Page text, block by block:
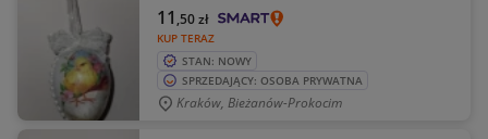
KUP TERAZ
11 ,50zł
STAN: NOWY
SPRZEDAJĄCY: OSOBA PRYWATNA
Kraków, Bieżanów-Prokocim